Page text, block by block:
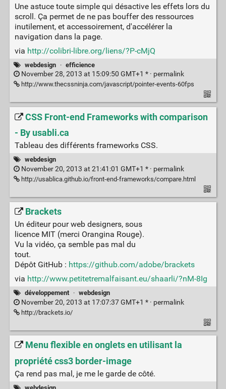
Une astuce toute simple qui désactive les effets lors du
scroll. Ça permet de ne pas bouffer des ressources
inutilement, et accessoirement, d'accélérer la
navigation dans la page.
via http://colibri-libre.org/liens/?P-cMjQ
webdesign · efficience
November 28, 2013 at 15:09:50 GMT+1 * · permalink
http://www.thecssninja.com/javascript/pointer-events-60fps
CSS Front-end Frameworks with comparison
- By usabli.ca
Tableau des différents frameworks CSS.
webdesign
November 20, 2013 at 21:41:01 GMT+1 * · permalink
http://usablica.github.io/front-end-frameworks/compare.html
Brackets
Un éditeur pour web designers, sous
licence MIT (merci Orangina Rouge).
Vu la vidéo, ça semble pas mal du
tout.
Dépôt GitHub : https://github.com/adobe/brackets
via http://www.petitetremalfaisant.eu/shaarli/?nM-8Ig
développement · webdesign
November 20, 2013 at 17:07:37 GMT+1 * · permalink
http://brackets.io/
Menu flexible en onglets en utilisant la
propriété css3 border-image
Ça rend pas mal, je me le garde de côté.